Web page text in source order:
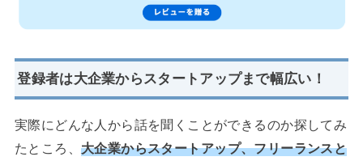
登録者は大企業からスタートアップまで幅広い ！
実際にどんな人から話を聞くことができるのか探してみ
たところ、 大企業からスタートアップ、フリーランスと